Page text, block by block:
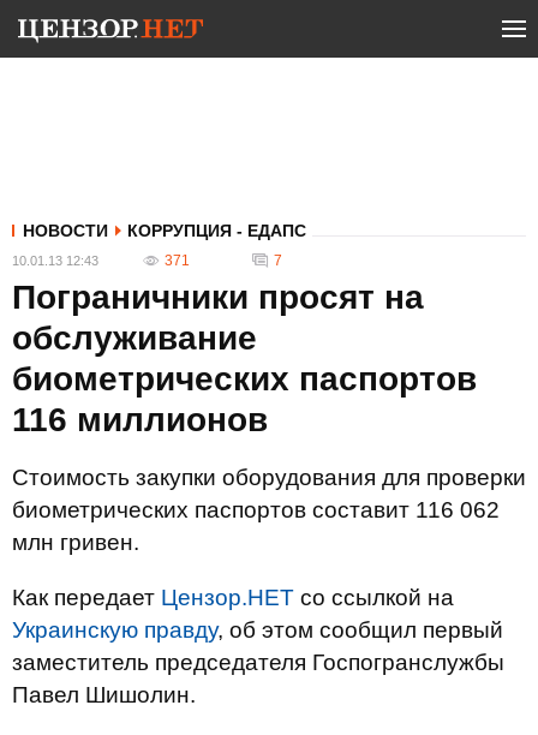
НОВОСТИ КОРРУПЦИЯ - ЕДАПС
10.01.13 12:43 371 7
Пограничники просят на
обслуживание
биометрических паспортов
116 миллионов
Стоимость закупки оборудования для проверки
биометрических паспортов составит 116 062
млн гривен.
Как передает Цензор.НЕТ со ссылкой на
Украинскую правду, об этом сообщил первый
заместитель председателя Госпогранслужбы
Павел Шишолин.